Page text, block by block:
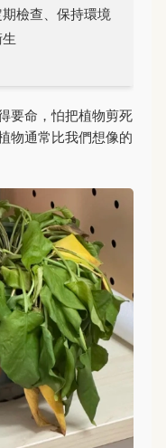
期檢查、保持環境
要命，怕把植物剪死
物通常比我們想像的